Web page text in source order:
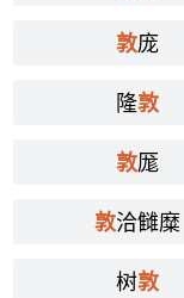
敦庞
隆敦
敦厖
敦洽雠糜
树敦